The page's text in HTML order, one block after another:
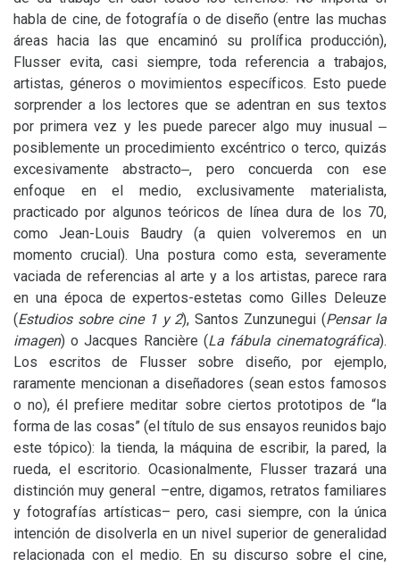
habla de cine, de fotografía o de diseño (entre las muchas
áreas hacia las que encaminó su prolífica producción),
Flusser evita, casi siempre, toda referencia a trabajos,
artistas, géneros o movimientos específicos. Esto puede
sorprender a los lectores que se adentran en sus textos
por primera vez y les puede parecer algo muy inusual ‒
posiblemente un procedimiento excéntrico o terco, quizás
excesivamente abstracto‒, pero concuerda con ese
enfoque en el medio, exclusivamente materialista,
practicado por algunos teóricos de línea dura de los 70,
como Jean-Louis Baudry (a quien volveremos en un
momento crucial). Una postura como esta, severamente
vaciada de referencias al arte y a los artistas, parece rara
en una época de expertos-estetas como Gilles Deleuze
(Estudios sobre cine 1 y 2), Santos Zunzunegui (Pensar la
imagen) o Jacques Rancière (La fábula cinematográfica).
Los escritos de Flusser sobre diseño, por ejemplo,
raramente mencionan a diseñadores (sean estos famosos
o no), él prefiere meditar sobre ciertos prototipos de “la
forma de las cosas” (el título de sus ensayos reunidos bajo
este tópico): la tienda, la máquina de escribir, la pared, la
rueda, el escritorio. Ocasionalmente, Flusser trazará una
distinción muy general –entre, digamos, retratos familiares
y fotografías artísticas– pero, casi siempre, con la única
intención de disolverla en un nivel superior de generalidad
relacionada con el medio. En su discurso sobre el cine,